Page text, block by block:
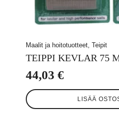
Maalit ja hoitotuotteet, Teipit
TEIPPI KEVLAR 75
44,03 €
LISÄÄ